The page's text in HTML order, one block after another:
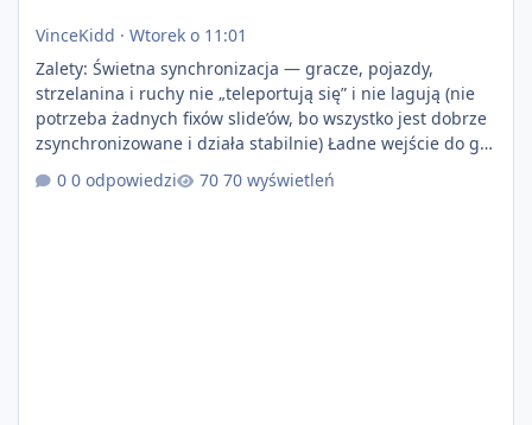
VinceKidd · Wtorek o 11:01
Zalety: Świetna synchronizacja — gracze, pojazdy,
strzelanina i ruchy nie „teleportują się” i nie lagują (nie
potrzeba żadnych fixów slide’ów, bo wszystko jest dobrze
zsynchronizowane i działa stabilnie) Ładne wejście do gry
+ solidny antycheat na poziomie multiplayera Wygodne
pisanie własnych modów i skryptów (wsparcie C# / JS /
0 odpowiedzi 70 wyświetleń